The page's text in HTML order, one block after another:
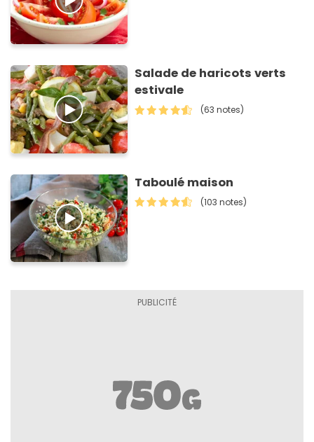
Salade de haricots verts
estivale
(63 notes)
Taboulé maison
(103 notes)